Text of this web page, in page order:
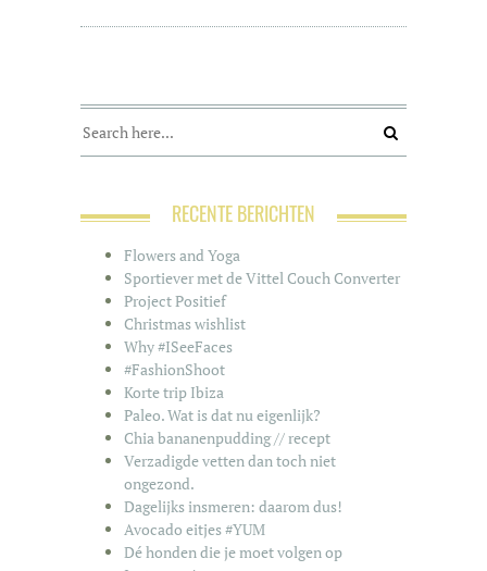
RECENTE BERICHTEN
Flowers and Yoga
Sportiever met de Vittel Couch Converter
Project Positief
Christmas wishlist
Why #ISeeFaces
#FashionShoot
Korte trip Ibiza
Paleo. Wat is dat nu eigenlijk?
Chia bananenpudding // recept
Verzadigde vetten dan toch niet
ongezond.
Dagelijks insmeren: daarom dus!
Avocado eitjes #YUM
Dé honden die je moet volgen op